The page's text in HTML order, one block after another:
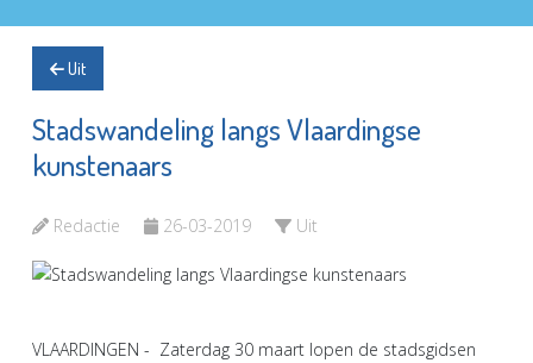
Uit
Stadswandeling langs Vlaardingse
kunstenaars
Redactie 26-03-2019 Uit
VLAARDINGEN - Zaterdag 30 maart lopen de stadsgidsen